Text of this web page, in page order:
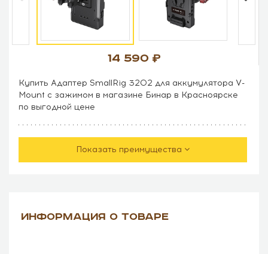
14 590
Купить Адаптер SmallRig 3202 для аккумулятора V-
Mount с зажимом в магазине Бинар в Красноярске
по выгодной цене
Показать преимущества
ИНФОРМАЦИЯ О ТОВАРЕ